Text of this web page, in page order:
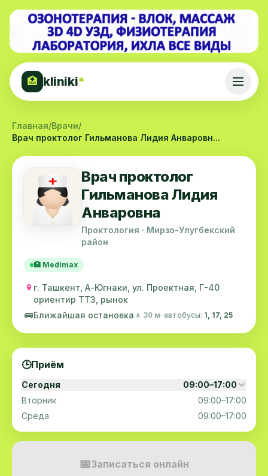
🏥 kliniki*
Главная/Врачи/
Врач проктолог Гильманова Лидия Анваровн...
Врач проктолог
Гильманова Лидия
Анваровна
Проктология · Мирзо-Улугбекский
район
🏥 Medimax
г. Ташкент, А-Югнаки, ул. Проектная, Г-40
ориентир ТТЗ, рынок
🚌Ближайшая остановка 🚶 30 м· автобусы: 1, 17, 25
🕒Приём
Сегодня
09:00–17:00
Вторник
09:00–17:00
Среда
09:00–17:00
📅Записаться онлайн